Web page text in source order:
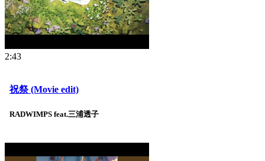
2:43
祝祭 (Movie edit)
RADWIMPS feat.三浦透子